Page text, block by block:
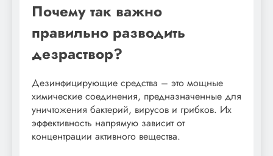
Почему так важно
правильно разводить
дезраствор?
Дезинфицирующие средства – это мощные
химические соединения, предназначенные для
уничтожения бактерий, вирусов и грибков. Их
эффективность напрямую зависит от
концентрации активного вещества.